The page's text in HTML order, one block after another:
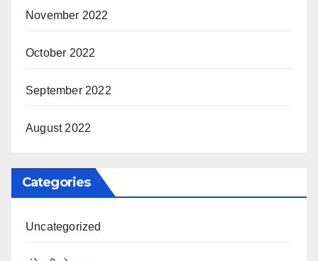
November 2022
October 2022
September 2022
August 2022
Categories
Uncategorized